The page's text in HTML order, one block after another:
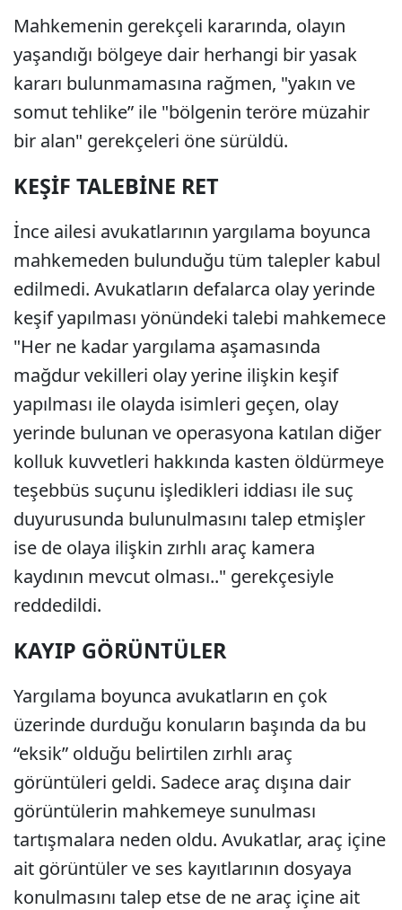
Mahkemenin gerekçeli kararında, olayın
yaşandığı bölgeye dair herhangi bir yasak
kararı bulunmamasına rağmen, "yakın ve
somut tehlike” ile "bölgenin teröre müzahir
bir alan" gerekçeleri öne sürüldü.
KEŞİF TALEBİNE RET
İnce ailesi avukatlarının yargılama boyunca
mahkemeden bulunduğu tüm talepler kabul
edilmedi. Avukatların defalarca olay yerinde
keşif yapılması yönündeki talebi mahkemece
"Her ne kadar yargılama aşamasında
mağdur vekilleri olay yerine ilişkin keşif
yapılması ile olayda isimleri geçen, olay
yerinde bulunan ve operasyona katılan diğer
kolluk kuvvetleri hakkında kasten öldürmeye
teşebbüs suçunu işledikleri iddiası ile suç
duyurusunda bulunulmasını talep etmişler
ise de olaya ilişkin zırhlı araç kamera
kaydının mevcut olması.." gerekçesiyle
reddedildi.
KAYIP GÖRÜNTÜLER
Yargılama boyunca avukatların en çok
üzerinde durduğu konuların başında da bu
“eksik” olduğu belirtilen zırhlı araç
görüntüleri geldi. Sadece araç dışına dair
görüntülerin mahkemeye sunulması
tartışmalara neden oldu. Avukatlar, araç içine
ait görüntüler ve ses kayıtlarının dosyaya
konulmasını talep etse de ne araç içine ait